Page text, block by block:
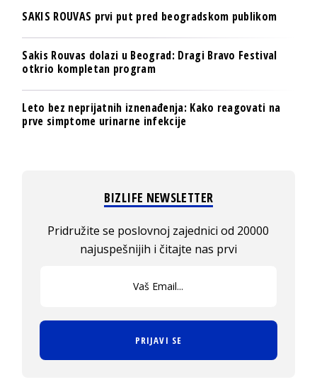
SAKIS ROUVAS prvi put pred beogradskom publikom
Sakis Rouvas dolazi u Beograd: Dragi Bravo Festival
otkrio kompletan program
Leto bez neprijatnih iznenađenja: Kako reagovati na
prve simptome urinarne infekcije
BIZLIFE NEWSLETTER
Pridružite se poslovnoj zajednici od 20000
najuspešnijih i čitajte nas prvi
PRIJAVI SE